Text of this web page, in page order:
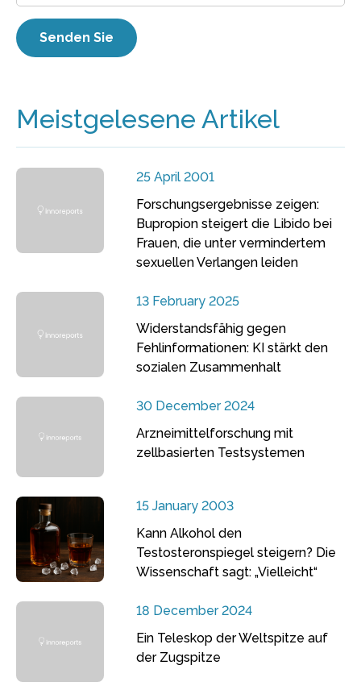
Meistgelesene Artikel
25 April 2001
Forschungsergebnisse zeigen:
Bupropion steigert die Libido bei
Frauen, die unter vermindertem
sexuellen Verlangen leiden
13 February 2025
Widerstandsfähig gegen
Fehlinformationen: KI stärkt den
sozialen Zusammenhalt
30 December 2024
Arzneimittelforschung mit
zellbasierten Testsystemen
15 January 2003
Kann Alkohol den
Testosteronspiegel steigern? Die
Wissenschaft sagt: „Vielleicht“
18 December 2024
Ein Teleskop der Weltspitze auf
der Zugspitze